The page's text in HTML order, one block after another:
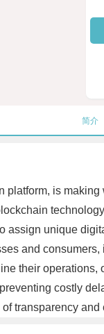
简介
platform, is
assign unique
and
their
costly
transparency